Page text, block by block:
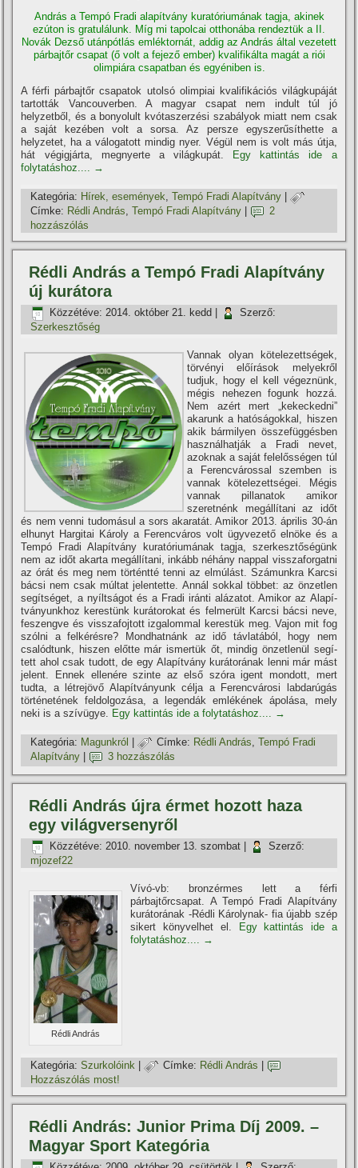
András a Tempó Fradi alapí­tvány kuratóriumának tagja, akinek
ezúton is gratulálunk. Mí­g mi tapolcai otthonába rendeztük a II.
Novák Dezső utánpótlás emléktornát, addig az András által vezetett
párbajtőr csapat (ő volt a fejező ember) kvalifikálta magát a riói
olimpiára csapatban és egyéniben is.
A férfi párbajtőr csapatok utolsó olimpiai kvalifikációs világkupáját
tartották Vancouverben. A magyar csapat nem indult túl jó
helyzetből, és a bonyolult kvótaszerzési szabályok miatt nem csak
a saját kezében volt a sorsa. Az persze egyszerűsí­thette a
helyzetet, ha a válogatott mindig nyer. Végül nem is volt más útja,
hát végigjárta, megnyerte a világkupát. Egy kattintás ide a
folytatáshoz....
→
Kategória: Hí­rek, események,Tempó Fradi Alapí­tvány |
Címke: Rédli András,Tempó Fradi Alapí­tvány
2
hozzászólás
Rédli András a Tempó Fradi Alapí­tvány
új kurátora
Közzétéve: 2014. október 21. kedd
Szerző:
Szerkesztőség
Vannak olyan kötelezettségek,
törvényi előí­rások melyekről
tudjuk, hogy el kell végeznünk,
mégis nehezen fogunk hozzá.
Nem azért mert „kekeckedni”
akarunk a hatóságokkal, hiszen
akik bármilyen összefüggésben
használhatják a Fradi nevet,
azoknak a saját felelősségen túl
a Ferencvárossal szemben is
vannak kötelezettségei. Mégis
vannak pillanatok amikor
szeretnénk megállí­tani az időt
és nem venni tudomásul a sors akaratát. Amikor 2013. április 30-án
elhunyt Hargitai Károly a Ferencváros volt ügyvezető elnöke és a
Tempó Fradi Alapí­tvány kuratóriumának tagja, szerkesztőségünk
nem az időt akarta megállí­tani, inkább néhány nappal visszaforgatni
az órát és meg nem történtté tenni az elmúlást. Számunkra Karcsi
bácsi nem csak múltat jelentette. Annál sokkal többet: az önzetlen
segí­tséget, a nyí­ltságot és a Fradi iránti alázatot. Amikor az Alapí­
tványunkhoz kerestünk kurátorokat és felmerült Karcsi bácsi neve,
feszengve és visszafojtott izgalommal kerestük meg. Vajon mit fog
szólni a felkérésre? Mondhatnánk az idő távlatából, hogy nem
csalódtunk, hiszen előtte már ismertük őt, mindig önzetlenül segí­
tett ahol csak tudott, de egy Alapí­tvány kurátorának lenni már mást
jelent. Ennek ellenére szinte az első szóra igent mondott, mert
tudta, a létrejövő Alapí­tványunk célja a Ferencvárosi labdarúgás
történetének feldolgozása, a legendák emlékének ápolása, mely
neki is a szí­vügye. Egy kattintás ide a folytatáshoz.... →
Kategória: Magunkról | Címke: Rédli András,Tempó Fradi
Alapí­tvány
3 hozzászólás
Rédli András újra érmet hozott haza
egy világversenyről
Közzétéve: 2010. november 13. szombat
Szerző:
mjozef22
Rédli András
Ví­vó-vb: bronzérmes lett a férfi
párbajtőrcsapat. A Tempó Fradi Alapí­tvány
kurátorának -Rédli Károlynak- fia újabb szép
sikert könyvelhet el. Egy kattintás ide a
folytatáshoz....
→
Kategória: Szurkolóink | Címke: Rédli András
Hozzászólás most!
Rédli András: Junior Prima Dí­j 2009. –
Magyar Sport Kategória